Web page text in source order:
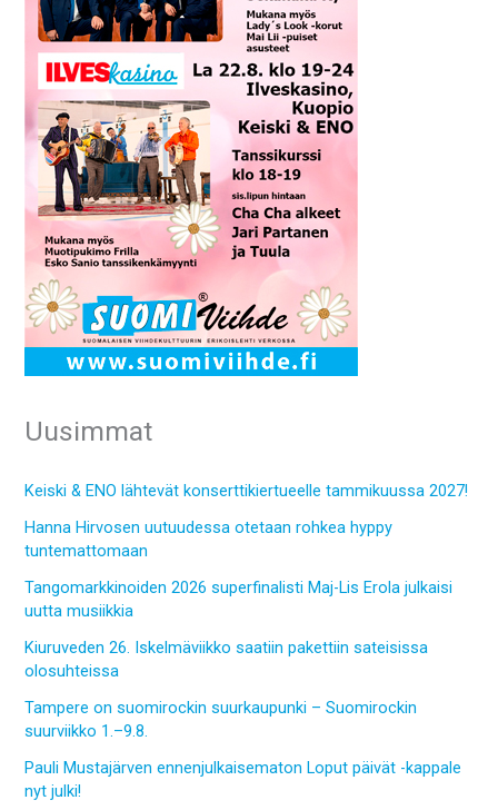
Uusimmat
Keiski & ENO lähtevät konserttikiertueelle tammikuussa 2027!
Hanna Hirvosen uutuudessa otetaan rohkea hyppy
tuntemattomaan
Tangomarkkinoiden 2026 superfinalisti Maj-Lis Erola julkaisi
uutta musiikkia
Kiuruveden 26. Iskelmäviikko saatiin pakettiin sateisissa
olosuhteissa
Tampere on suomirockin suurkaupunki – Suomirockin
suurviikko 1.–9.8.
Pauli Mustajärven ennenjulkaisematon Loput päivät -kappale
nyt julki!